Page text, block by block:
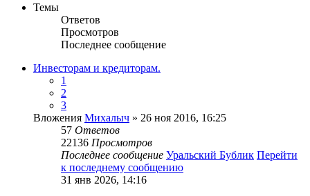
Темы
Ответов
Просмотров
Последнее сообщение
Инвесторам и кредиторам.
1
2
3
Вложения Михалыч » 26 ноя 2016, 16:25
57 Ответов
22136 Просмотров
Последнее сообщение Уральский Бублик Перейти
к последнему сообщению
31 янв 2026, 14:16